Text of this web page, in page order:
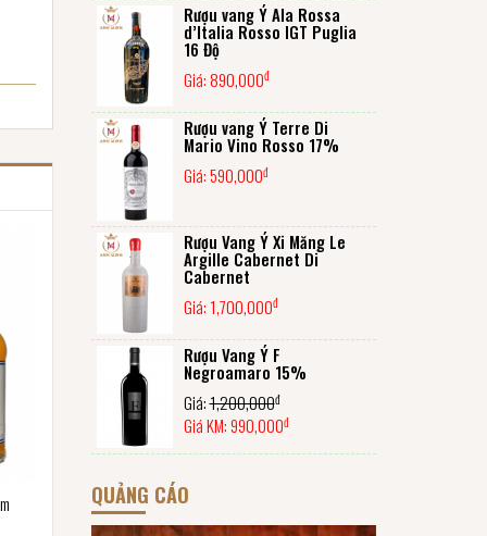
Rượu vang Ý Ala Rossa
d’Italia Rosso IGT Puglia
16 Độ
Giá:890,000đ
Rượu vang Ý Terre Di
Mario Vino Rosso 17%
Giá:590,000đ
Rượu Vang Ý Xi Măng Le
Argille Cabernet Di
Cabernet
Giá: 1,700,000đ
Rượu Vang Ý F
Negroamaro 15%
Giá:1,200,000đ
Giá KM:990,000đ
QUẢNG CÁO